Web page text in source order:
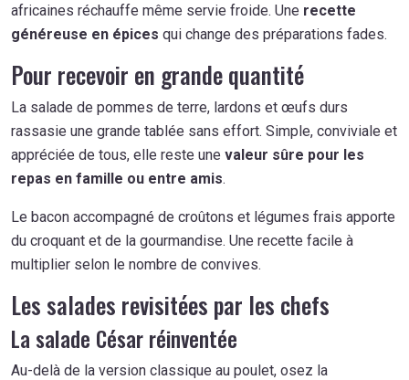
africaines réchauffe même servie froide. Une recette
généreuse en épices qui change des préparations fades.
Pour recevoir en grande quantité
La salade de pommes de terre, lardons et œufs durs
rassasie une grande tablée sans effort. Simple, conviviale et
appréciée de tous, elle reste une valeur sûre pour les
repas en famille ou entre amis.
Le bacon accompagné de croûtons et légumes frais apporte
du croquant et de la gourmandise. Une recette facile à
multiplier selon le nombre de convives.
Les salades revisitées par les chefs
La salade César réinventée
Au-delà de la version classique au poulet, osez la